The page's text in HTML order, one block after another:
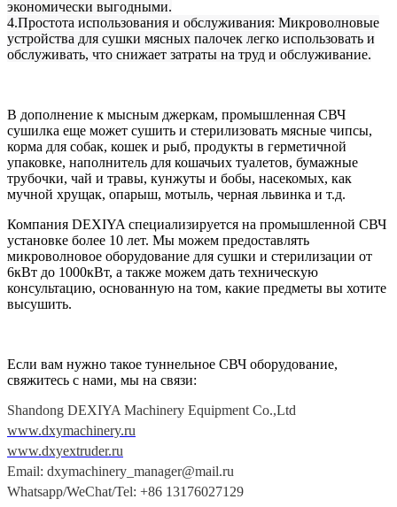
экономически выгодными.
4.Простота использования и обслуживания: Микроволновые
устройства для сушки мясных палочек легко использовать и
обслуживать, что снижает затраты на труд и обслуживание.
В дополнение к мысным джеркам, промышленная СВЧ
сушилка еще может сушить и стерилизовать мясные чипсы,
корма для собак, кошек и рыб, продукты в герметичной
упаковке, наполнитель для кошачьих туалетов, бумажные
трубочки, чай и травы, кунжуты и бобы, насекомых, как
мучной хрущак, опарыш, мотыль, черная львинка и т.д.
Компания DEXIYA специализируется на промышленной СВЧ
установке более 10 лет. Мы можем предоставлять
микроволновое оборудование для сушки и стерилизации от
6кВт до 1000кВт, а также можем дать техническую
консультацию, основанную на том, какие предметы вы хотите
высушить.
Если вам нужно такое туннельное СВЧ оборудование,
свяжитесь с нами, мы на связи:
Shandong DEXIYA Machinery Equipment Co.,Ltd
www.dxymachinery.ru
www.dxyextruder.ru
Email: dxymachinery_manager@mail.ru
Whatsapp/WeChat/Tel: +86 13176027129